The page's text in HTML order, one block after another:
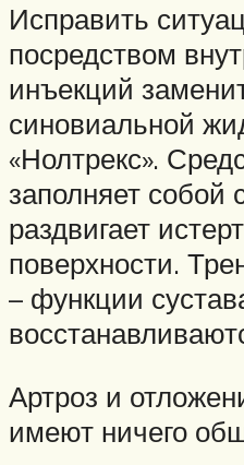
Исправить
посредством
инъекций
синовиальной
«Нолтрекс».
заполняет собой
раздвигает
поверхности.
– функции
Артроз и
имеют ничего